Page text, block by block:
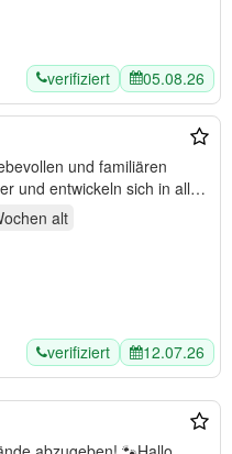
verifiziert 05.08.26
und familiären
und entwickeln sich in aller
alt
verifiziert 12.07.26